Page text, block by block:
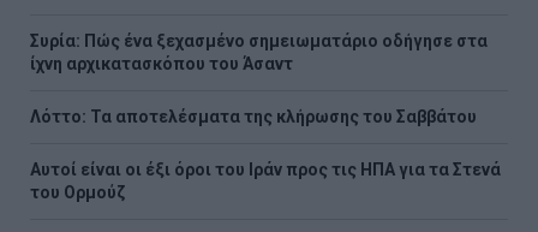
Συρία: Πώς ένα ξεχασμένο σημειωματάριο οδήγησε στα
ίχνη αρχικατασκόπου του Άσαντ
Λόττο: Τα αποτελέσματα της κλήρωσης του Σαββάτου
Αυτοί είναι οι έξι όροι του Ιράν προς τις ΗΠΑ για τα Στενά
του Ορμούζ